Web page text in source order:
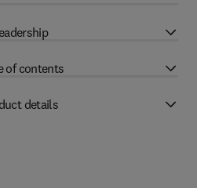
of contents
details